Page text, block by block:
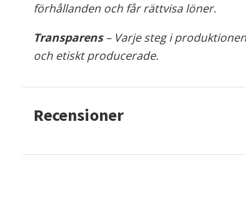
förhållanden och får rättvisa löner.
Transparens– Varje steg i
och etiskt producerade.
Recensioner